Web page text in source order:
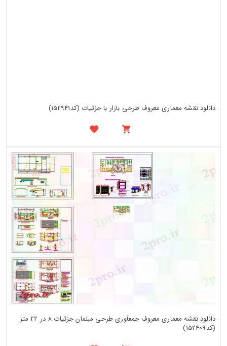
دانلود نقشه معماری معروف طرحی بازار با جزئیات (کد152941)
دانلود نقشه معماری معروف جمعآوری طرحی مبلمان جزئیات 8 در 22 متر
(کد152409)